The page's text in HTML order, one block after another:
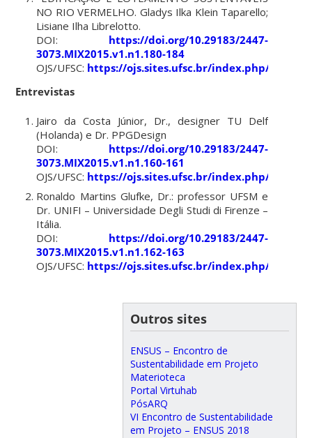
NO RIO VERMELHO. Gladys Ilka Klein Taparello;
Lisiane Ilha Librelotto.
DOI: https://doi.org/10.29183/2447-
3073.MIX2015.v1.n1.180-184
OJS/UFSC: https://ojs.sites.ufsc.br/index.php/
Entrevistas
Jairo da Costa Júnior, Dr., designer TU Delf
(Holanda) e Dr. PPGDesign
DOI: https://doi.org/10.29183/2447-
3073.MIX2015.v1.n1.160-161
OJS/UFSC: https://ojs.sites.ufsc.br/index.php/
Ronaldo Martins Glufke, Dr.: professor UFSM e
Dr. UNIFI – Universidade Degli Studi di Firenze –
Itália.
DOI: https://doi.org/10.29183/2447-
3073.MIX2015.v1.n1.162-163
OJS/UFSC: https://ojs.sites.ufsc.br/index.php/
Outros sites
ENSUS – Encontro de
Sustentabilidade em Projeto
Materioteca
Portal Virtuhab
PósARQ
VI Encontro de Sustentabilidade
em Projeto – ENSUS 2018